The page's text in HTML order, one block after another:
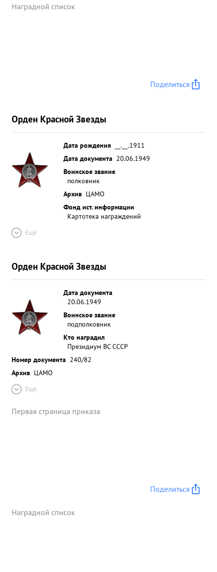
Наградной список
Поделиться
Орден Красной Звезды
Дата рождения
__.__.1911
Дата документа 20.06.1949
Воинское звание
полковник
Архив ЦАМО
Фонд ист. информации
Картотека награждений
Ещё
Орден Красной Звезды
Дата документа
20.06.1949
Воинское звание
подполковник
Кто наградил
Президиум ВС СССР
Номер документа 240/82
Архив ЦАМО
Ещё
Первая страница приказа
Поделиться
Наградной список